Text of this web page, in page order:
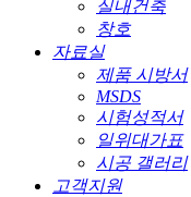
실내건축
창호
자료실
제품 시방서
MSDS
시험성적서
일위대가표
시공 갤러리
고객지원